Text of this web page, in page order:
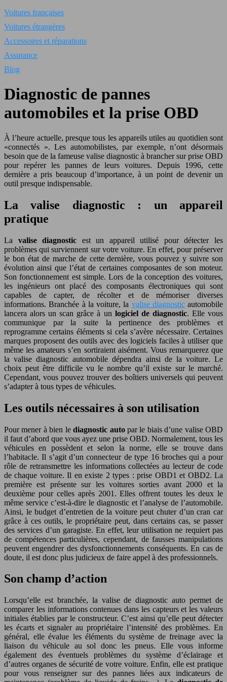
Voitures françaises
Voitures étrangères
Accessoires et réparations
Assurance
Blog
Diagnostic de pannes
automobiles et la prise OBD
À l’heure actuelle, presque tous les appareils utiles au quotidien sont
«connectés ». Les automobilistes, par exemple, n’ont désormais
besoin que de la fameuse valise diagnostic à brancher sur prise OBD
pour repérer les pannes de leurs voitures. Depuis 1996, cette
dernière a pris beaucoup d’importance, à un point de devenir un
outil presque indispensable.
La valise diagnostic : un appareil
pratique
La valise diagnostic est un appareil utilisé pour détecter les
problèmes qui surviennent sur votre voiture. En effet, pour préserver
le bon état de marche de cette dernière, vous pouvez y suivre son
évolution ainsi que l’état de certaines composantes de son moteur.
Son fonctionnement est simple. Lors de la conception des voitures,
les ingénieurs ont placé des composants électroniques qui sont
capables de capter, de récolter et de mémoriser diverses
informations. Branchée à la voiture, la valise diagnosticautomobile
lancera alors un scan grâce à un logiciel de diagnostic. Elle vous
communique par la suite la pertinence des problèmes et
reprogramme certains éléments si cela s’avère nécessaire. Certaines
marques proposent des outils avec des logiciels faciles à utiliser que
même les amateurs s’en sortiraient aisément. Vous remarquerez que
la valise diagnostic automobile dépendra ainsi de la voiture. Le
choix peut être difficile vu le nombre qu’il existe sur le marché.
Cependant, vous pouvez trouver des boîtiers universels qui peuvent
s’adapter à tous types de véhicules.
Les outils nécessaires à son utilisation
Pour mener à bien lediagnostic autopar le biais d’une valise OBD
il faut d’abord que vous ayez une prise OBD. Normalement, tous les
véhicules en possèdent et selon la norme, elle se trouve dans
l’habitacle. Il s’agit d’un connecteur de type 16 broches qui a pour
rôle de retransmettre les informations collectées au lecteur de code
de chaque voiture. Il en existe 2 types : prise OBD1 et OBD2. La
première est présente sur les voitures sorties avant 2000 et la
deuxième pour celles après 2001. Elles offrent toutes les deux le
même service c’est-à-dire le diagnostic et l’analyse de l’automobile.
Ainsi, le budget d’entretien de la voiture peut chuter d’un cran car
grâce à ces outils, le propriétaire peut, dans certains cas, se passer
des services d’un garagiste. En effet, leur utilisation ne requiert pas
de compétences particulières, cependant, de fausses manipulations
peuvent engendrer des dysfonctionnements conséquents. En cas de
doute, il est donc plus judicieux de faire appel à des professionnels.
Son champ d’action
Lorsqu’elle est branchée, la valise de diagnostic auto permet de
comparer les informations contenues dans les capteurs et les valeurs
initiales établies par le constructeur. C’est ainsi qu’elle peut détecter
les écarts et signaler au propriétaire l’intensité des problèmes. En
général, elle évalue les éléments du système de freinage avec la
liaison du véhicule au sol donc les pneus. Elle vous informe
également des éventuels problèmes du système d’éclairage et
d’autres organes de sécurité de votre voiture. Enfin, elle est pratique
pour vous renseigner sur des pannes liées aux indicateurs de